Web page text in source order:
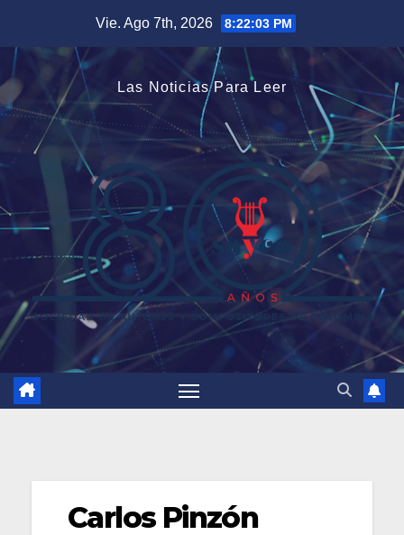
contenido
Vie. Ago 7th, 2026 8:22:03 PM
Las Noticias Para Leer
Carlos Pinzón